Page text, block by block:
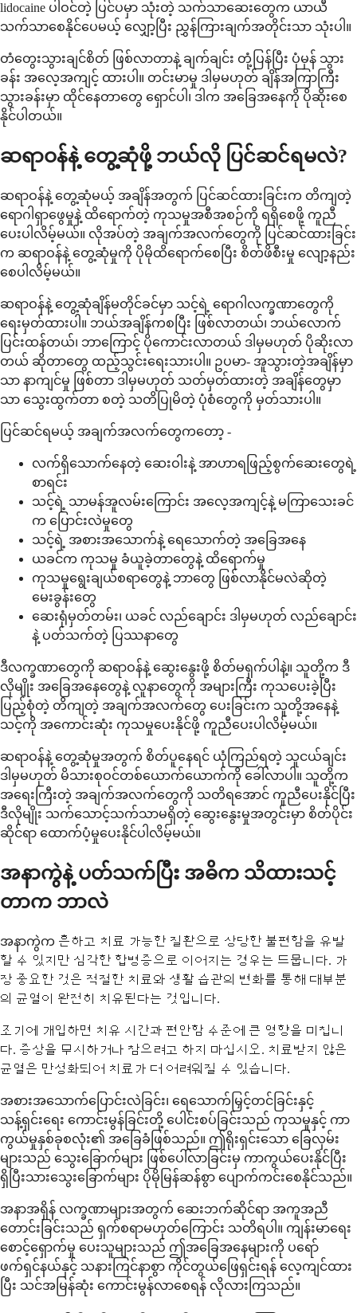
lidocaine ပါဝင်တဲ့ ပြင်ပမှာ သုံးတဲ့ သက်သာဆေးတွေက ယာယီ
သက်သာစေနိုင်ပေမယ့် လျှော့ပြီး ညွှန်ကြားချက်အတိုင်းသာ သုံးပါ။
တံတွေးသွားချင်စိတ် ဖြစ်လာတာနဲ့ ချက်ချင်း တုံ့ပြန်ပြီး ပုံမှန် သွား
ခန်း အလေ့အကျင့် ထားပါ။ တင်းမာမှု ဒါမှမဟုတ် ချိန်အကြာကြီး
သွားခန်းမှာ ထိုင်နေတာတွေ ရှောင်ပါ၊ ဒါက အခြေအနေကို ပိုဆိုးစေ
နိုင်ပါတယ်။
ဆရာဝန်နဲ့ တွေ့ဆုံဖို့ ဘယ်လို ပြင်ဆင်ရမလဲ?
ဆရာဝန်နဲ့ တွေ့ဆုံမယ့် အချိန်အတွက် ပြင်ဆင်ထားခြင်းက တိကျတဲ့
ရောဂါရှာဖွေမှုနဲ့ ထိရောက်တဲ့ ကုသမှုအစီအစဉ်ကို ရရှိစေဖို့ ကူညီ
ပေးပါလိမ့်မယ်။ လိုအပ်တဲ့ အချက်အလက်တွေကို ပြင်ဆင်ထားခြင်း
က ဆရာဝန်နဲ့ တွေ့ဆုံမှုကို ပိုမိုထိရောက်စေပြီး စိတ်ဖိစီးမှု လျော့နည်း
စေပါလိမ့်မယ်။
ဆရာဝန်နဲ့ တွေ့ဆုံချိန်မတိုင်ခင်မှာ သင့်ရဲ့ ရောဂါလက္ခဏာတွေကို
ရေးမှတ်ထားပါ။ ဘယ်အချိန်ကစပြီး ဖြစ်လာတယ်၊ ဘယ်လောက်
ပြင်းထန်တယ်၊ ဘာကြောင့် ပိုကောင်းလာတယ် ဒါမှမဟုတ် ပိုဆိုးလာ
တယ် ဆိုတာတွေ ထည့်သွင်းရေးသားပါ။ ဥပမာ- အူသွားတဲ့အချိန်မှာ
သာ နာကျင်မှု ဖြစ်တာ ဒါမှမဟုတ် သတ်မှတ်ထားတဲ့ အချိန်တွေမှာ
သာ သွေးထွက်တာ စတဲ့ သတိပြုမိတဲ့ ပုံစံတွေကို မှတ်သားပါ။
ပြင်ဆင်ရမယ့် အချက်အလက်တွေကတော့ -
လက်ရှိသောက်နေတဲ့ ဆေးဝါးနဲ့ အာဟာရဖြည့်စွက်ဆေးတွေရဲ့
စာရင်း
သင့်ရဲ့ သာမန်အူလမ်းကြောင်း အလေ့အကျင့်နဲ့ မကြာသေးခင်
က ပြောင်းလဲမှုတွေ
သင့်ရဲ့ အစားအသောက်နဲ့ ရေသောက်တဲ့ အခြေအနေ
ယခင်က ကုသမှု ခံယူခဲ့တာတွေနဲ့ ထိရောက်မှု
ကုသမှုရွေးချယ်စရာတွေနဲ့ ဘာတွေ ဖြစ်လာနိုင်မလဲဆိုတဲ့
မေးခွန်းတွေ
ဆေးရုံမှတ်တမ်း၊ ယခင် လည်ချောင်း ဒါမှမဟုတ် လည်ချောင်း
နဲ့ ပတ်သက်တဲ့ ပြဿနာတွေ
ဒီလက္ခဏာတွေကို ဆရာဝန်နဲ့ ဆွေးနွေးဖို့ စိတ်မရှက်ပါနဲ့။ သူတို့က ဒီ
လိုမျိုး အခြေအနေတွေနဲ့ လူနာတွေကို အများကြီး ကုသပေးခဲ့ပြီး
ပြည့်စုံတဲ့ တိကျတဲ့ အချက်အလက်တွေ ပေးခြင်းက သူတို့အနေနဲ့
သင့်ကို အကောင်းဆုံး ကုသမှုပေးနိုင်ဖို့ ကူညီပေးပါလိမ့်မယ်။
ဆရာဝန်နဲ့ တွေ့ဆုံမှုအတွက် စိတ်ပူနေရင် ယုံကြည်ရတဲ့ သူငယ်ချင်း
ဒါမှမဟုတ် မိသားစုဝင်တစ်ယောက်ယောက်ကို ခေါ်လာပါ။ သူတို့က
အရေးကြီးတဲ့ အချက်အလက်တွေကို သတိရအောင် ကူညီပေးနိုင်ပြီး
ဒီလိုမျိုး သက်သောင့်သက်သာမရှိတဲ့ ဆွေးနွေးမှုအတွင်းမှာ စိတ်ပိုင်း
ဆိုင်ရာ ထောက်ပံ့မှုပေးနိုင်ပါလိမ့်မယ်။
အနာကွဲနဲ့ ပတ်သက်ပြီး အဓိက သိထားသင့်
တာက ဘာလဲ
အနာကွဲက 흔하고 치료 가능한 질환으로 상당한 불편함을 유발
할 수 있지만 심각한 합병증으로 이어지는 경우는 드뭅니다. 가
장 중요한 것은 적절한 치료와 생활 습관의 변화를 통해 대부분
의 균열이 완전히 치유된다는 것입니다.
조기에 개입하면 치유 시간과 편안함 수준에 큰 영향을 미칩니
다. 증상을 무시하거나 참으려고 하지 마십시오. 치료받지 않은
균열은 만성화되어 치료가 더 어려워질 수 있습니다.
အစားအသောက်ပြောင်းလဲခြင်း၊ ရေသောက်မြှင့်တင်ခြင်းနှင့်
သန့်ရှင်းရေး ကောင်းမွန်ခြင်းတို့ ပေါင်းစပ်ခြင်းသည် ကုသမှုနှင့် ကာ
ကွယ်မှုနှစ်ခုစလုံး၏ အခြေခံဖြစ်သည်။ ဤရိုးရှင်းသော ခြေလှမ်း
များသည် သွေးခြောက်များ ဖြစ်ပေါ်လာခြင်းမှ ကာကွယ်ပေးနိုင်ပြီး
ရှိပြီးသားသွေးခြောက်များ ပိုမိုမြန်ဆန်စွာ ပျောက်ကင်းစေနိုင်သည်။
အနာအရှိန် လက္ခဏာများအတွက် ဆေးဘက်ဆိုင်ရာ အကူအညီ
တောင်းခြင်းသည် ရှက်စရာမဟုတ်ကြောင်း သတိရပါ။ ကျန်းမာရေး
စောင့်ရှောက်မှု ပေးသူများသည် ဤအခြေအနေများကို ပရော်
ဖက်ရှင်နယ်နှင့် သနားကြင်နာစွာ ကိုင်တွယ်ဖြေရှင်းရန် လေ့ကျင်ထား
ပြီး သင်အမြန်ဆုံး ကောင်းမွန်လာစေရန် လိုလားကြသည်။